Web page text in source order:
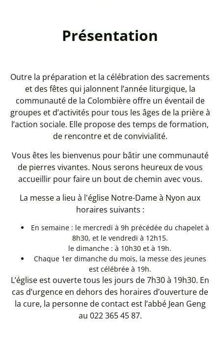
Présentation
Outre la préparation et la célébration des sacrements
et des fêtes qui jalonnent l’année liturgique, la
communauté de la Colombière offre un éventail de
groupes et d’activités pour tous les âges de la prière à
l’action sociale. Elle propose des temps de formation,
de rencontre et de convivialité.
Vous êtes les bienvenus pour bâtir une communauté
de pierres vivantes. Nous serons heureux de vous
accueillir pour faire un bout de chemin avec vous.
La messe a lieu à l'église Notre-Dame à Nyon aux
horaires suivants :
En semaine : le mercredi à 9h précédée du chapelet à
8h30, et le vendredi à 12h15.
le dimanche : à 10h30 et à 19h.
Chaque 1er dimanche du mois, la messe des jeunes
est célébrée à 19h.
L’église est ouverte tous les jours de 7h30 à 19h30. En
cas d’urgence en dehors des horaires d’ouverture de
la cure, la personne de contact est l’abbé Jean Geng
au 022 365 45 87.